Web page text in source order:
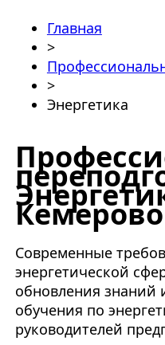
Главная
>
>
Энергетика
Современные
энергетической
обновления знаний
обучения по
руководителей